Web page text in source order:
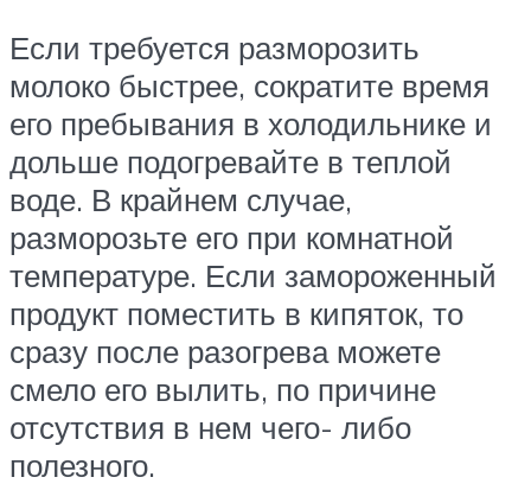
Если требуется разморозить
молоко быстрее, сократите время
его пребывания в холодильнике и
дольше подогревайте в теплой
воде. В крайнем случае,
разморозьте его при комнатной
температуре. Если замороженный
продукт поместить в кипяток, то
сразу после разогрева можете
смело его вылить, по причине
отсутствия в нем чего- либо
полезного.